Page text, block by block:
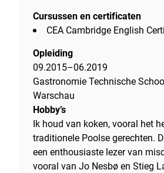
Cursussen en certificaten
CEA Cambridge English
Opleiding
09.2015–06.2019
Gastronomie Technische
Warschau
Hobby’s
Ik houd van koken, vooral het
traditionele Poolse gerechten.
een enthousiaste lezer van
vooral van Jo Nesbø en Stieg